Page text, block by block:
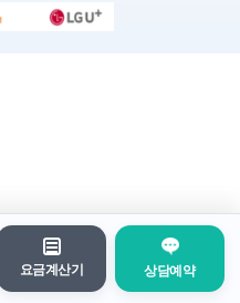
요금계산기 상담예약